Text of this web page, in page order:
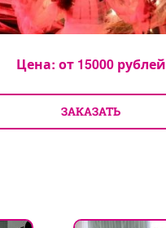
Цена: от 15000рублей
ЗАКАЗАТЬ